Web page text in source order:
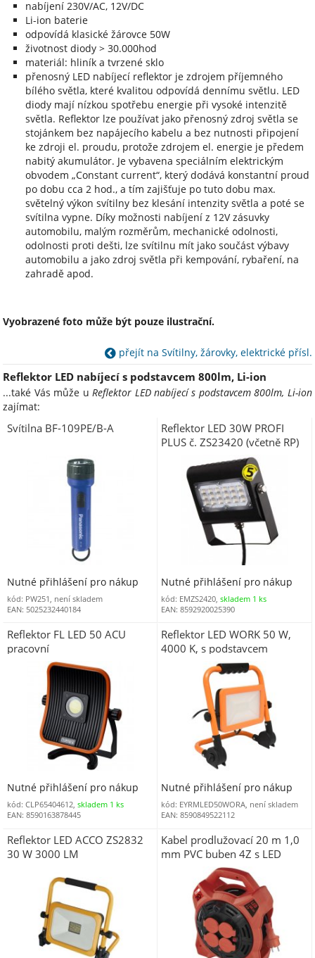
nabíjení 230V/AC, 12V/DC
Li-ion baterie
odpovídá klasické žárovce 50W
životnost diody > 30.000hod
materiál: hliník a tvrzené sklo
přenosný LED nabíjecí reflektor je zdrojem příjemného
bílého světla, které kvalitou odpovídá dennímu světlu. LED
diody mají nízkou spotřebu energie při vysoké intenzitě
světla. Reflektor lze používat jako přenosný zdroj světla se
stojánkem bez napájecího kabelu a bez nutnosti připojení
ke zdroji el. proudu, protože zdrojem el. energie je předem
nabitý akumulátor. Je vybavena speciálním elektrickým
obvodem „Constant current“, který dodává konstantní proud
po dobu cca 2 hod., a tím zajišťuje po tuto dobu max.
světelný výkon svítilny bez klesání intenzity světla a poté se
svítilna vypne. Díky možnosti nabíjení z 12V zásuvky
automobilu, malým rozměrům, mechanické odolnosti,
odolnosti proti dešti, lze svítilnu mít jako součást výbavy
automobilu a jako zdroj světla při kempování, rybaření, na
zahradě apod.
Vyobrazené foto může být pouze ilustrační.
přejít na Svítilny, žárovky, elektrické přísl.
Reflektor LED nabíjecí s podstavcem 800lm, Li-ion
...také Vás může uReflektor LED nabíjecí s podstavcem 800lm, Li-ion
zajímat:
Svítilna BF-109PE/B-A
Nutné přihlášení pro nákup
kód: PW251, není skladem
EAN: 5025232440184
Reflektor LED 30W PROFI
PLUS č. ZS23420 (včetně RP)
Nutné přihlášení pro nákup
kód: EMZS2420,skladem 1 ks
EAN: 8592920025390
Reflektor FL LED 50 ACU
pracovní
Nutné přihlášení pro nákup
kód: CLP65404612, skladem 1 ks
EAN: 8590163878445
Reflektor LED WORK 50 W,
4000 K, s podstavcem
Nutné přihlášení pro nákup
kód: EYRMLED50WORA, není skladem
EAN: 8590849522112
Reflektor LED ACCO ZS2832
30 W 3000 LM
Kabel prodlužovací 20 m 1,0
mm PVC buben 4Z s LED
reflektorem P08420